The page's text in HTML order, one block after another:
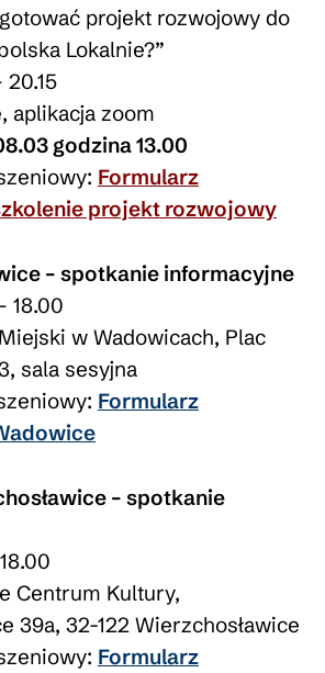
projekt rozwojowy do
Lokalnie?”
20.15
aplikacja zoom
godzina 13.00
Formularz
projekt rozwojowy
– spotkanie informacyjne
18.00
w Wadowicach, Plac
sala sesyjna
Formularz
– spotkanie
Centrum Kultury,
39a, 32-122 Wierzchosławice
Formularz